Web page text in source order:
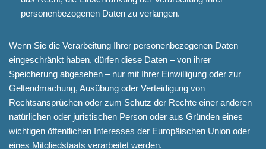
personenbezogenen Daten zu verlangen.
Wenn Sie die Verarbeitung Ihrer personenbezogenen Daten
eingeschränkt haben, dürfen diese Daten – von ihrer
Speicherung abgesehen – nur mit Ihrer Einwilligung oder zur
Geltendmachung, Ausübung oder Verteidigung von
Rechtsansprüchen oder zum Schutz der Rechte einer anderen
natürlichen oder juristischen Person oder aus Gründen eines
wichtigen öffentlichen Interesses der Europäischen Union oder
eines Mitgliedstaats verarbeitet werden.